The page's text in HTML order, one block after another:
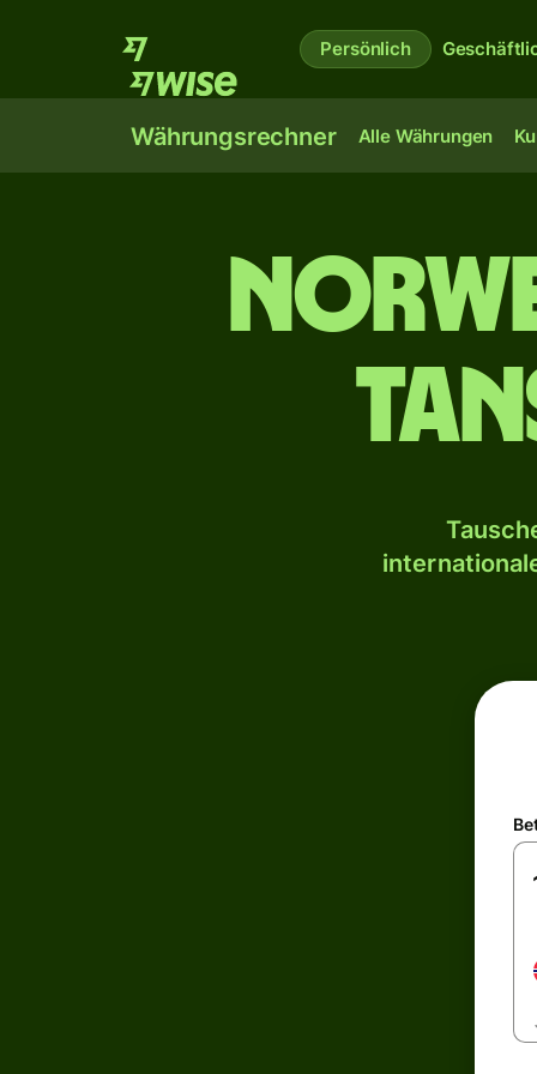
Persönlich
Währungsrechner Alle Währungen